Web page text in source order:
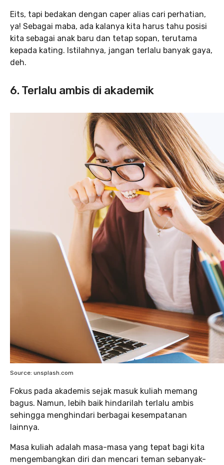
Eits, tapi bedakan dengan caper alias cari perhatian,
ya! Sebagai maba, ada kalanya kita harus tahu posisi
kita sebagai anak baru dan tetap sopan, terutama
kepada kating. Istilahnya, jangan terlalu banyak gaya,
deh.
6. Terlalu ambis di akademik
Source: unsplash.com
Fokus pada akademis sejak masuk kuliah memang
bagus. Namun, lebih baik hindarilah terlalu ambis
sehingga menghindari berbagai kesempatanan
lainnya.
Masa kuliah adalah masa-masa yang tepat bagi kita
mengembangkan diri dan mencari teman sebanyak-